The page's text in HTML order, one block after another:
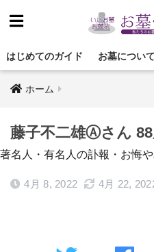
はじめてのガイド お墓について
ホーム
藤子不二雄Ⓐさん
著名人・有名人の訃報・お悔
4月 8, 2022 4月 22,